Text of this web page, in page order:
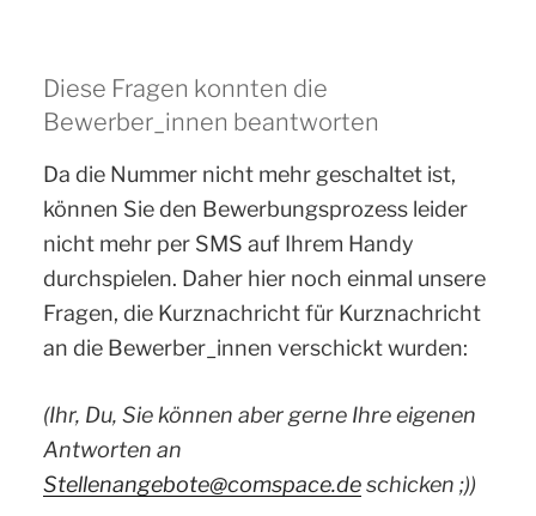
Diese Fragen konnten die
Bewerber_innen beantworten
Da die Nummer nicht mehr geschaltet ist,
können Sie den Bewerbungsprozess leider
nicht mehr per SMS auf Ihrem Handy
durchspielen. Daher hier noch einmal unsere
Fragen, die Kurznachricht für Kurznachricht
an die Bewerber_innen verschickt wurden:
(Ihr, Du, Sie können aber gerne Ihre eigenen
Antworten an
Stellenangebote@comspace.deschicken ;))